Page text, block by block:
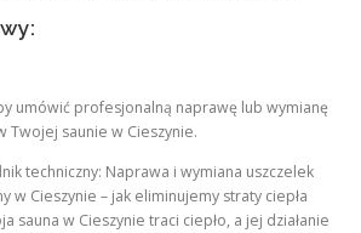
umówić profesjonalną naprawę lub wymianę
Twojej saunie w Cieszynie.
techniczny: Naprawa i wymiana uszczelek
w Cieszynie – jak eliminujemy straty ciepła
sauna w Cieszynie traci ciepło, a jej działanie